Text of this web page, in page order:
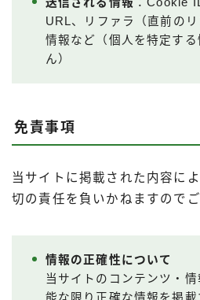
URL、リファラ（直前の
情報など（個人を特定す
ん）
免責事項
当サイトに掲載された内容に
切の責任を負いかねますので
情報の正確性について
当サイトのコンテンツ・情